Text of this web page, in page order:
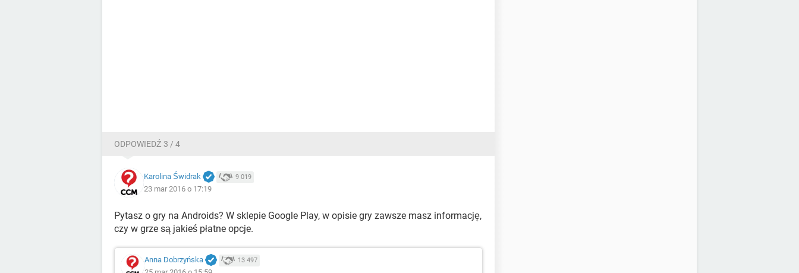
ODPOWIEDŹ 3 / 4
Karolina Świdrak 9 019
23 mar 2016 o 17:19
Pytasz o gry na Androids? W sklepie Google Play, w opisie gry zawsze masz informację,
czy w grze są jakieś płatne opcje.
Anna Dobrzyńska 13 497